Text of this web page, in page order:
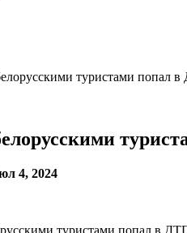
туристами попал
4, 2024